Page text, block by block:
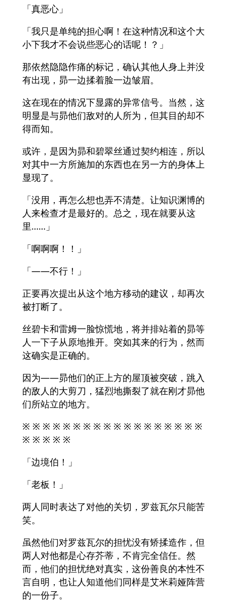
「真恶心」
「我只是单纯的担心啊！在这种情况和这个大
小下我才不会说些恶心的话呢！？」
那依然隐隐作痛的标记，确认其他人身上并没
有出现，昴一边揉着脸一边皱眉。
这在现在的情况下显露的异常信号。当然，这
明显是与昴他们敌对的人所为，但其目的却不
得而知。
或许，是因为昴和碧翠丝通过契约相连，所以
对其中一方所施加的东西也在另一方的身体上
显现了。
「没用，再怎么想也弄不清楚。让知识渊博的
人来检查才是最好的。总之，现在就要从这
里……」
「啊啊啊！！」
「――不行！」
正要再次提出从这个地方移动的建议，却再次
被打断了。
丝碧卡和雷姆一脸惊慌地，将并排站着的昴等
人一下子从原地推开。突如其来的行为，然而
这确实是正确的。
因为——昴他们的正上方的屋顶被突破，跳入
的敌人的大剪刀，猛烈地撕裂了就在刚才昴他
们所站立的地方。
※ ※ ※ ※ ※ ※ ※ ※ ※ ※ ※ ※ ※ ※ ※ ※ ※ ※
※ ※ ※ ※ ※
「边境伯！」
「老板！」
两人同时表达了对他的关切，罗兹瓦尔只能苦
笑。
虽然他们对罗兹瓦尔的担忧没有矫揉造作，但
两人对他都是心存芥蒂，不肯完全信任。然
而，他们的担忧绝对真实，这份善良的本性不
言自明，也让人知道他们同样是艾米莉娅阵营
的一份子。